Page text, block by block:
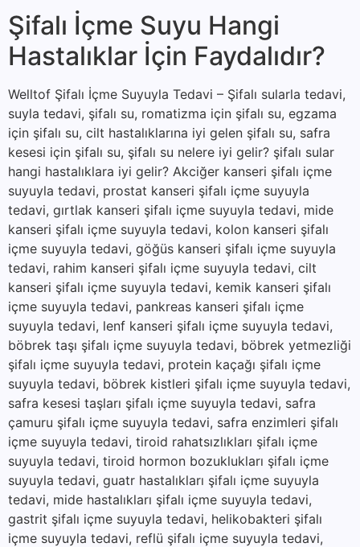
Şifalı İçme Suyu Hangi
Hastalıklar İçin Faydalıdır?
Welltof Şifalı İçme Suyuyla Tedavi – Şifalı sularla tedavi,
suyla tedavi, şifalı su, romatizma için şifalı su, egzama
için şifalı su, cilt hastalıklarına iyi gelen şifalı su, safra
kesesi için şifalı su, şifalı su nelere iyi gelir? şifalı sular
hangi hastalıklara iyi gelir? Akciğer kanseri şifalı içme
suyuyla tedavi, prostat kanseri şifalı içme suyuyla
tedavi, gırtlak kanseri şifalı içme suyuyla tedavi, mide
kanseri şifalı içme suyuyla tedavi, kolon kanseri şifalı
içme suyuyla tedavi, göğüs kanseri şifalı içme suyuyla
tedavi, rahim kanseri şifalı içme suyuyla tedavi, cilt
kanseri şifalı içme suyuyla tedavi, kemik kanseri şifalı
içme suyuyla tedavi, pankreas kanseri şifalı içme
suyuyla tedavi, lenf kanseri şifalı içme suyuyla tedavi,
böbrek taşı şifalı içme suyuyla tedavi, böbrek yetmezliği
şifalı içme suyuyla tedavi, protein kaçağı şifalı içme
suyuyla tedavi, böbrek kistleri şifalı içme suyuyla tedavi,
safra kesesi taşları şifalı içme suyuyla tedavi, safra
çamuru şifalı içme suyuyla tedavi, safra enzimleri şifalı
içme suyuyla tedavi, tiroid rahatsızlıkları şifalı içme
suyuyla tedavi, tiroid hormon bozuklukları şifalı içme
suyuyla tedavi, guatr hastalıkları şifalı içme suyuyla
tedavi, mide hastalıkları şifalı içme suyuyla tedavi,
gastrit şifalı içme suyuyla tedavi, helikobakteri şifalı
içme suyuyla tedavi, reflü şifalı içme suyuyla tedavi,